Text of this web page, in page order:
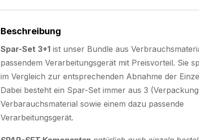
Beschreibung
Spar-Set 3+1 ist unser Bundle aus
passendem Verarbeitungsgerät mit Preisvorteil. Sie
im Vergleich zur entsprechenden Abnahme der
Dabei besteht ein Spar-Set immer aus 3
Verbarauchsmaterial sowie einem dazu passende
Verarbeitungsgerät.